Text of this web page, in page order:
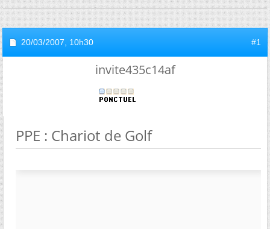
20/03/2007, 10h30 #1
invite435c14af
PPE : Chariot de Golf